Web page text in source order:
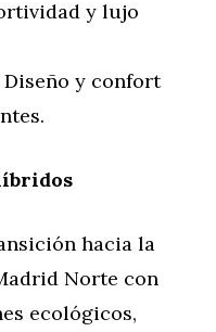
y lujo
Diseño y confort
hacia la
Norte con
ecológicos,